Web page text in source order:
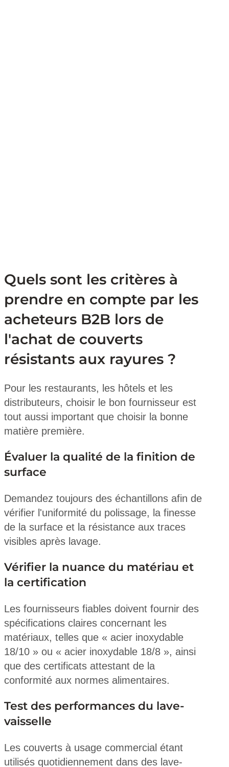
Quels sont les critères à
prendre en compte par les
acheteurs B2B lors de
l'achat de couverts
résistants aux rayures ?
Pour les restaurants, les hôtels et les
distributeurs, choisir le bon fournisseur est
tout aussi important que choisir la bonne
matière première.
Évaluer la qualité de la finition de
surface
Demandez toujours des échantillons afin de
vérifier l'uniformité du polissage, la finesse
de la surface et la résistance aux traces
visibles après lavage.
Vérifier la nuance du matériau et
la certification
Les fournisseurs fiables doivent fournir des
spécifications claires concernant les
matériaux, telles que « acier inoxydable
18/10 » ou « acier inoxydable 18/8 », ainsi
que des certificats attestant de la
conformité aux normes alimentaires.
Test des performances du lave-
vaisselle
Les couverts à usage commercial étant
utilisés quotidiennement dans des lave-